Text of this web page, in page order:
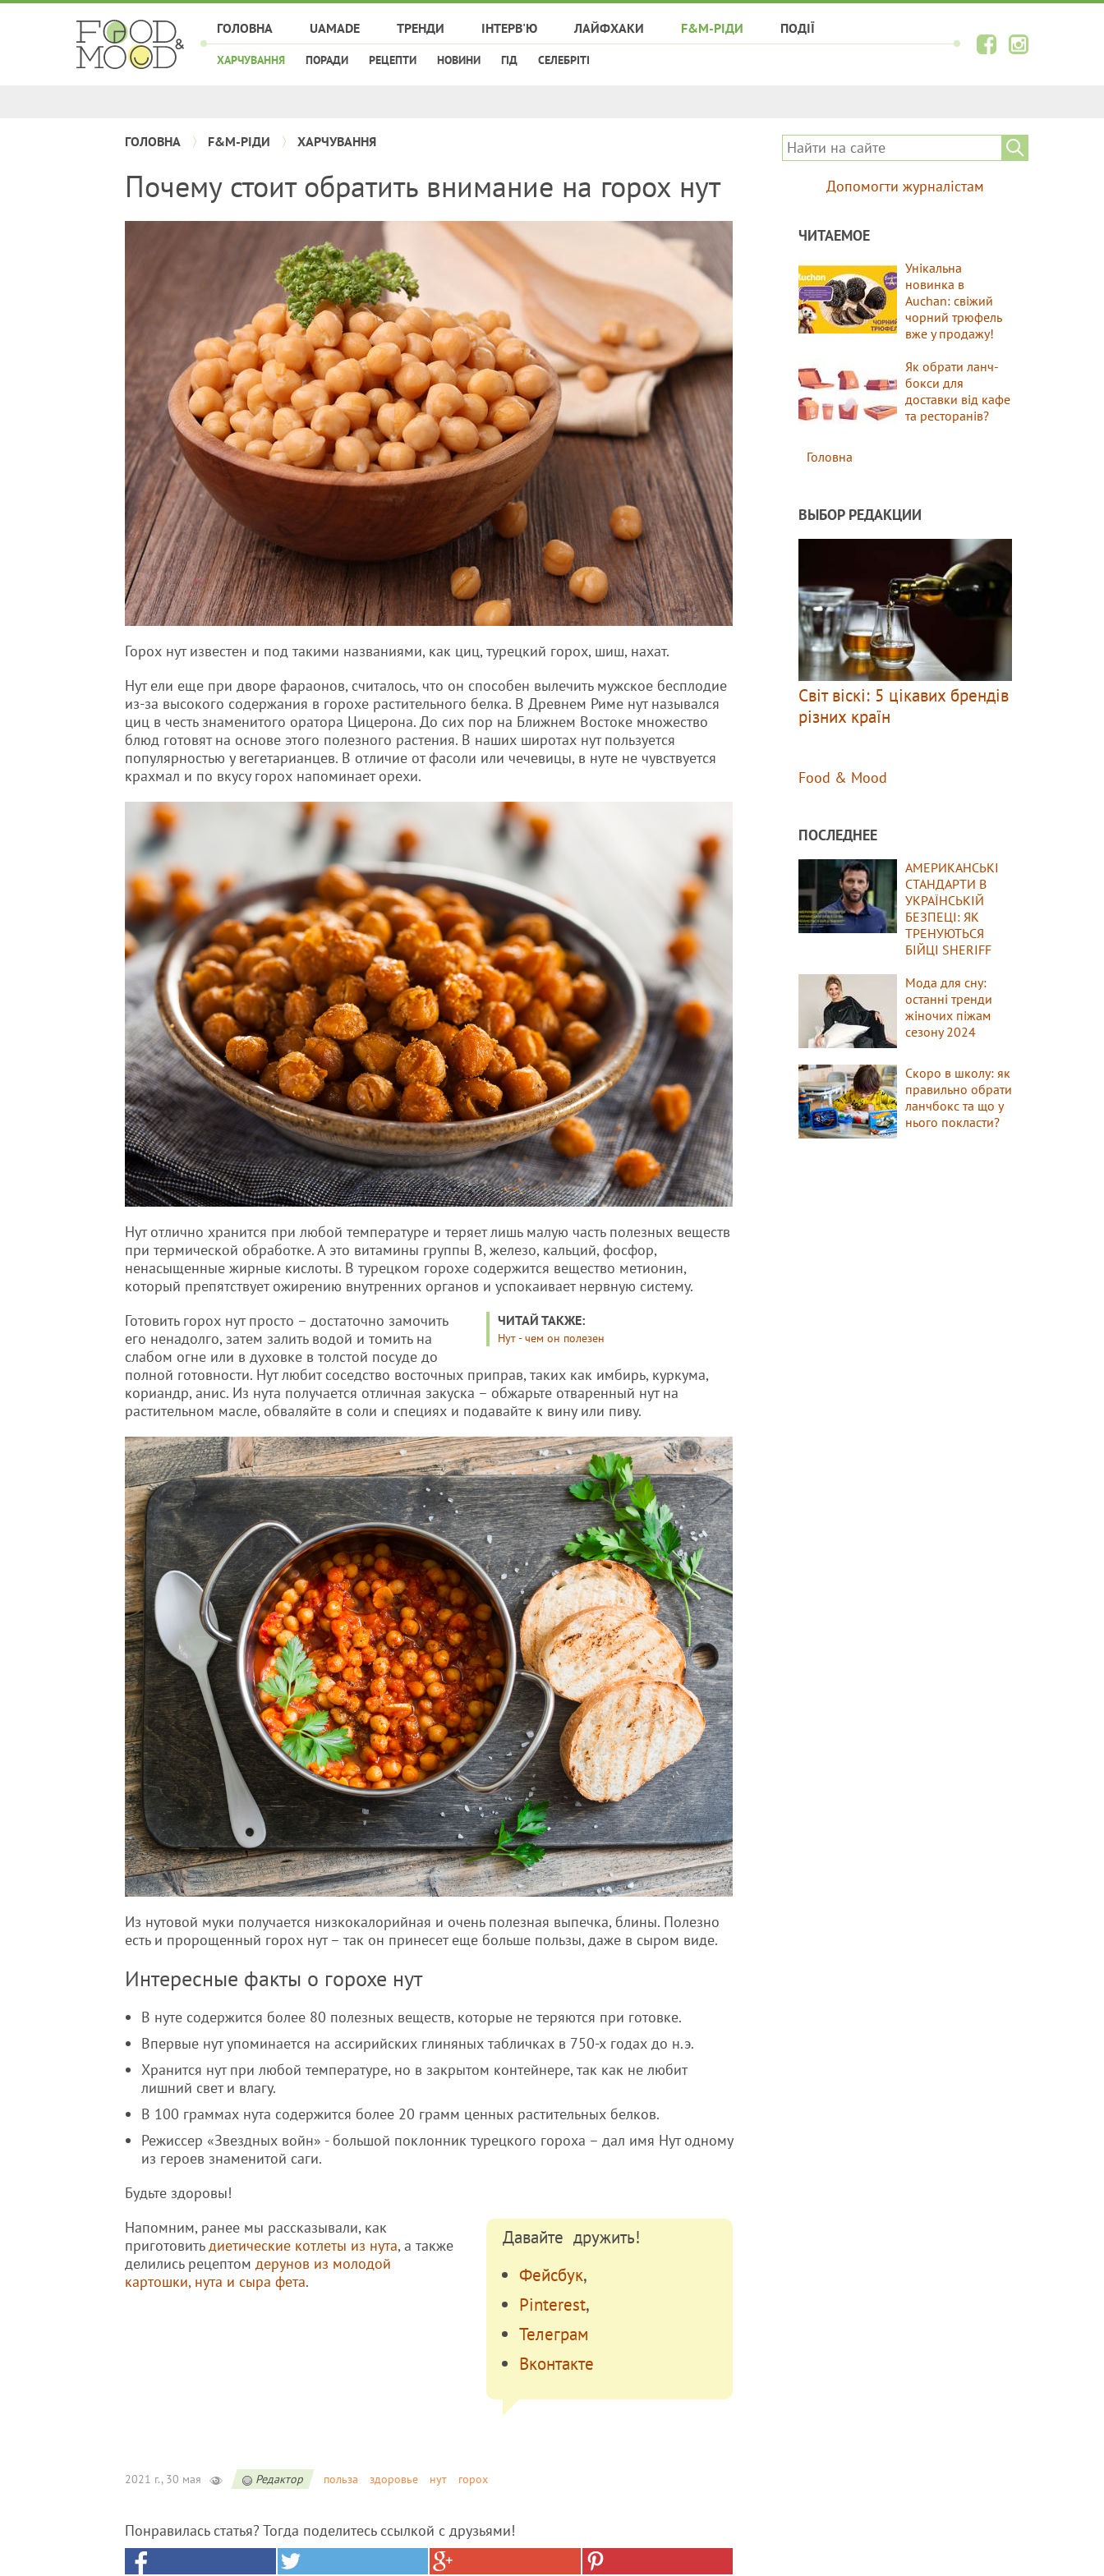
ГОЛОВНА UAMADE ТРЕНДИ ІНТЕРВ'Ю ЛАЙФХАКИ F&M-РІДИ
ХАРЧУВАННЯ ПОРАДИ РЕЦЕПТИ НОВИНИ ГІД СЕЛЕБРІТІ
ПОДІЇ
ГОЛОВНА F&M-РІДИ ХАРЧУВАННЯ
Почему стоит обратить внимание на горох нут
Горох нут известен и под такими названиями, как циц, турецкий горох, шиш, нахат.
Нут ели еще при дворе фараонов, считалось, что он способен вылечить мужское бесплодие
из-за высокого содержания в горохе растительного белка. В Древнем Риме нут назывался
циц в честь знаменитого оратора Цицерона. До сих пор на Ближнем Востоке множество
блюд готовят на основе этого полезного растения. В наших широтах нут пользуется
популярностью у вегетарианцев. В отличие от фасоли или чечевицы, в нуте не чувствуется
крахмал и по вкусу горох напоминает орехи.
Нут отлично хранится при любой температуре и теряет лишь малую часть полезных веществ
при термической обработке. А это витамины группы В, железо, кальций, фосфор,
ненасыщенные жирные кислоты. В турецком горохе содержится вещество метионин,
который препятствует ожирению внутренних органов и успокаивает нервную систему.
ЧИТАЙ ТАКЖЕ:
Нут - чем он полезен
Готовить горох нут просто – достаточно замочить
его ненадолго, затем залить водой и томить на
слабом огне или в духовке в толстой посуде до
полной готовности. Нут любит соседство восточных приправ, таких как имбирь, куркума,
кориандр, анис. Из нута получается отличная закуска – обжарьте отваренный нут на
растительном масле, обваляйте в соли и специях и подавайте к вину или пиву.
Из нутовой муки получается низкокалорийная и очень полезная выпечка, блины. Полезно
есть и пророщенный горох нут – так он принесет еще больше пользы, даже в сыром виде.
Интересные факты о горохе нут
В нуте содержится более 80 полезных веществ, которые не теряются при готовке.
Впервые нут упоминается на ассирийских глиняных табличках в 750-х годах до н.э.
Хранится нут при любой температуре, но в закрытом контейнере, так как не любит
лишний свет и влагу.
В 100 граммах нута содержится более 20 грамм ценных растительных белков.
Режиссер «Звездных войн» - большой поклонник турецкого гороха – дал имя Нут одному
из героев знаменитой саги.
Будьте здоровы!
Давайте дружить!
Фейсбук,
Pinterest,
Телеграм
Вконтакте
Напомним, ранее мы рассказывали, как
приготовитьдиетические котлеты из нута, а также
делились рецептом дерунов из молодой
картошки, нута и сыра фета.
2021 г., 30 мая Редактор польза здоровье нут горох
Понравилась статья? Тогда поделитесь ссылкой с друзьями!
Допомогти журналістам
ЧИТАЕМОЕ
Унікальна
новинка в
Auchan: свіжий
чорний трюфель
вже у продажу!
Як обрати ланч-
бокси для
доставки від кафе
та ресторанів?
Головна
ВЫБОР РЕДАКЦИИ
Світ віскі: 5 цікавих брендів
різних країн
Food & Mood
ПОСЛЕДНЕЕ
АМЕРИКАНСЬКІ
СТАНДАРТИ В
УКРАЇНСЬКІЙ
БЕЗПЕЦІ: ЯК
ТРЕНУЮТЬСЯ
БІЙЦІ SHERIFF
Мода для сну:
останні тренди
жіночих піжам
сезону 2024
Скоро в школу: як
правильно обрати
ланчбокс та що у
нього покласти?